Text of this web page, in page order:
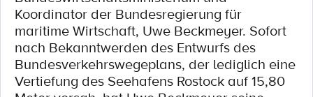
Koordinator der Bundesregierung für
maritime Wirtschaft, Uwe Beckmeyer. Sofort
nach Bekanntwerden des Entwurfs des
Bundesverkehrswegeplans, der lediglich eine
Vertiefung des Seehafens Rostock auf 15,80